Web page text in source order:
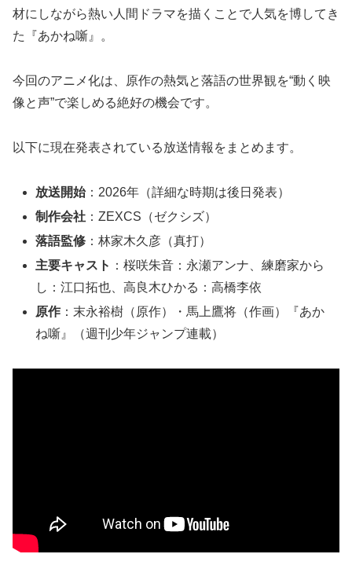
材にしながら熱い人間ドラマを描くことで人気を博してき
た『あかね噺』。
今回のアニメ化は、原作の熱気と落語の世界観を“動く映
像と声”で楽しめる絶好の機会です。
以下に現在発表されている放送情報をまとめます。
放送開始：2026年（詳細な時期は後日発表）
制作会社 ：ZEXCS（ゼクシズ）
落語監修 ：林家木久彦（真打）
主要キャスト ：桜咲朱音：永瀬アンナ、練磨家から
し：江口拓也、高良木ひかる：高橋李依
原作 ：末永裕樹（原作）・馬上鷹将（作画）『あか
ね噺』（週刊少年ジャンプ連載）